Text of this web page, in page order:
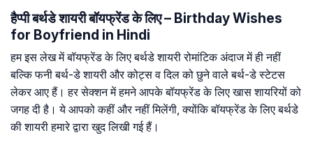
हैप्पी बर्थडे शायरी बॉयफ्रेंड के लिए – Birthday Wishes
for Boyfriend in Hindi
हम इस लेख में बॉयफ्रेंड के लिए बर्थडे शायरी रोमांटिक अंदाज में ही नहीं
बल्कि फनी बर्थ-डे शायरी और कोट्स व दिल को छुने वाले बर्थ-डे स्टेटस
लेकर आए हैं। हर सेक्शन में हमने आपके बॉयफ्रेंड के लिए खास शायरियों को
जगह दी है। ये आपको कहीं और नहीं मिलेंगी, क्योंकि बॉयफ्रेंड के लिए बर्थडे
की शायरी हमारे द्वारा खुद लिखी गई हैं।